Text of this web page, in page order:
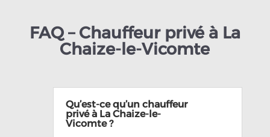
FAQ – Chauffeur privé à La
Chaize-le-Vicomte
Qu’est-ce qu’un chauffeur
privé à La Chaize-le-
Vicomte ?